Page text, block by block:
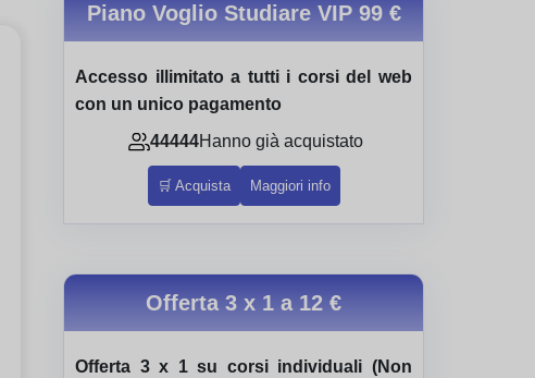
Piano Voglio Studiare VIP 99 €
Accesso illimitato a tutti i corsi del web
con un unico pagamento
44444Hanno già acquistato
🛒 Acquista Maggiori info
Offerta 3 x 1 a 12 €
Offerta 3 x 1 su corsi individuali (Non